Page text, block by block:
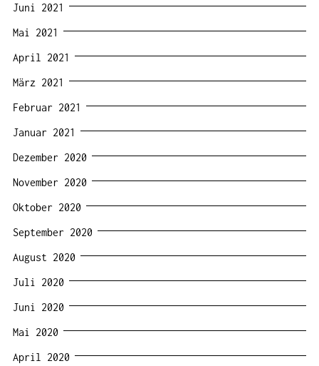
Juni 2021
Mai 2021
April 2021
März 2021
Februar 2021
Januar 2021
Dezember 2020
November 2020
Oktober 2020
September 2020
August 2020
Juli 2020
Juni 2020
Mai 2020
April 2020